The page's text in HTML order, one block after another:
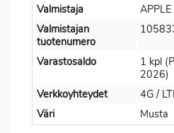
Valmistaja
APPLE
Valmistajan
tuotenumero
Varastosaldo
1 kpl
2026)
Verkkoyhteydet
4G /
Väri
Musta